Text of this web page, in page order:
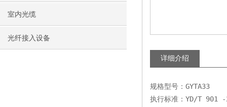
室内光缆
光纤接入设备
详细介绍
规格型号：GYTA33
执行标准：YD/T 901 -